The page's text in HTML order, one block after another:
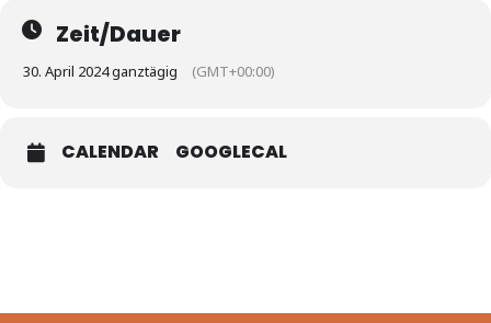
Zeit/Dauer
30. April 2024 ganztägig (GMT+00:00)
CALENDAR GOOGLECAL